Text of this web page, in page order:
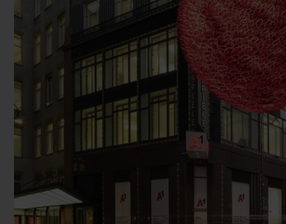
Vorige